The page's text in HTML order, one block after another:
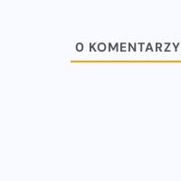
0 KOMENTARZY